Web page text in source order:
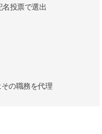
投票で選出
の職務を代理